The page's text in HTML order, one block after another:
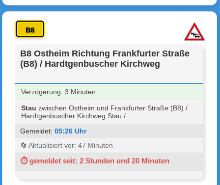
B8
B8 Ostheim Richtung Frankfurter Straße
(B8) / Hardtgenbuscher Kirchweg
Verzögerung: 3 Minuten
Stau zwischen Ostheim und Frankfurter Straße (B8) /
Hardtgenbuscher Kirchweg Stau /
Gemeldet:05:26 Uhr
🔄 Aktualisiert vor: 47 Minuten
⏱ gemeldet seit: 2 Stunden und 20 Minuten